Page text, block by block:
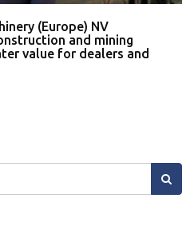
(Europe) NV
and mining
value for dealers and